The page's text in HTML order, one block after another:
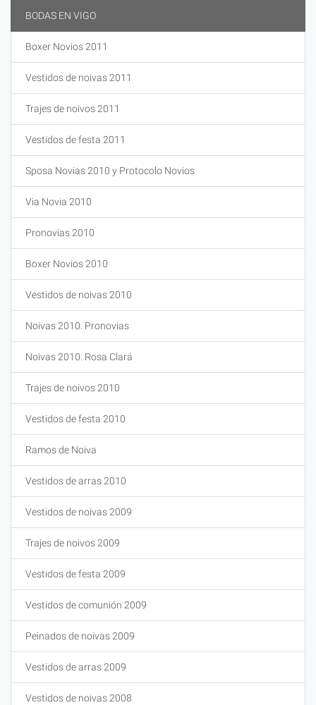
BODAS EN VIGO
Boxer Novios 2011
Vestidos de noivas 2011
Trajes de noivos 2011
Vestidos de festa 2011
Sposa Novias 2010 y Protocolo Novios
Via Novia 2010
Pronovias 2010
Boxer Novios 2010
Vestidos de noivas 2010
Noivas 2010. Pronovias
Noivas 2010. Rosa Clará
Trajes de noivos 2010
Vestidos de festa 2010
Ramos de Noiva
Vestidos de arras 2010
Vestidos de noivas 2009
Trajes de noivos 2009
Vestidos de festa 2009
Vestidos de comunión 2009
Peinados de noivas 2009
Vestidos de arras 2009
Vestidos de noivas 2008